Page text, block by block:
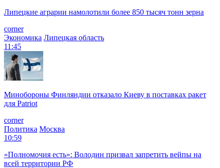
Липецкие аграрии намолотили более 850 тысяч тонн зерна
corner
Экономика Липецкая область
11:45
Минобороны Финляндии отказало Киеву в поставках ракет
для Patriot
corner
Политика Москва
10:59
«Полномочия есть»: Володин призвал запретить вейпы на
всей территории РФ